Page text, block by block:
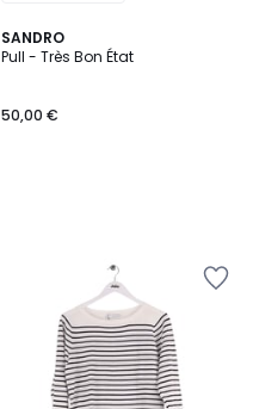
SANDRO
Pull - Très Bon État
50,00 €